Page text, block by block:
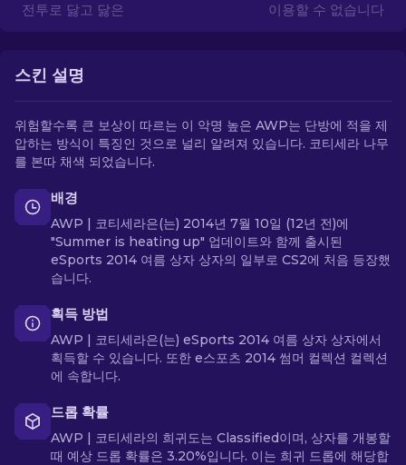
전투로 닳고 닳은 이용할 수 없습니다
스킨 설명
위험할수록 큰 보상이 따르는 이 악명 높은 AWP는 단방에 적을 제
압하는 방식이 특징인 것으로 널리 알려져 있습니다. 코티세라 나무
를 본따 채색 되었습니다.
배경
AWP | 코티세라은(는) 2014년 7월 10일 (12년 전)에
"Summer is heating up" 업데이트와 함께 출시된
eSports 2014 여름 상자 상자의 일부로 CS2에 처음 등장했
습니다.
획득 방법
AWP | 코티세라은(는) eSports 2014 여름 상자 상자에서
획득할 수 있습니다. 또한 e스포츠 2014 썸머 컬렉션 컬렉션
에 속합니다.
드롭 확률
AWP | 코티세라의 희귀도는 Classified이며, 상자를 개봉할
때 예상 드롭 확률은 3.20%입니다. 이는 희귀 드롭에 해당합